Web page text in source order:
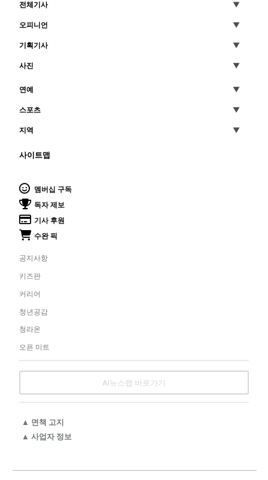
전체기사
오피니언
기획기사
사진
연예
스포츠
지역
사이트맵
멤버십 구독
독자 제보
기사 후원
수완 픽
공지사항
키즈판
커리어
청년공감
청라온
오픈 미트
AI뉴스랩 바로가기
▲ 면책 고지
▲ 사업자 정보